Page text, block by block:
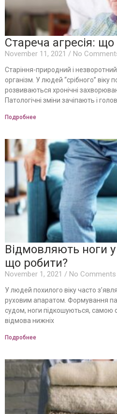
Стареча агресія:
November 11, 2021 No
Старіння-природний і
організм. У людей “срібного” віку
розвиваються хронічні
Патологічні зміни зачіпають і
Подробнее
Відмовляють ноги
що робити?
November 1, 2021 No Comments
У людей похилого віку часто
руховим апаратом. Формування
судом, ноги підкошуються, самою
відмова нижніх
Подробнее